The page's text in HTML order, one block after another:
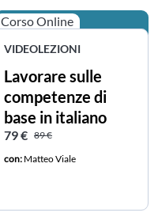
Corso Online
VIDEOLEZIONI
Lavorare sulle
competenze di
base in italiano
Prezzo scontato
79 € Prezzo intero
89 €
con: Matteo Viale